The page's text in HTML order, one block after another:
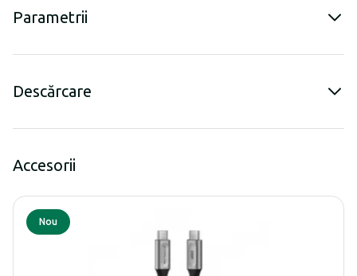
Parametrii
Descărcare
Accesorii
Nou